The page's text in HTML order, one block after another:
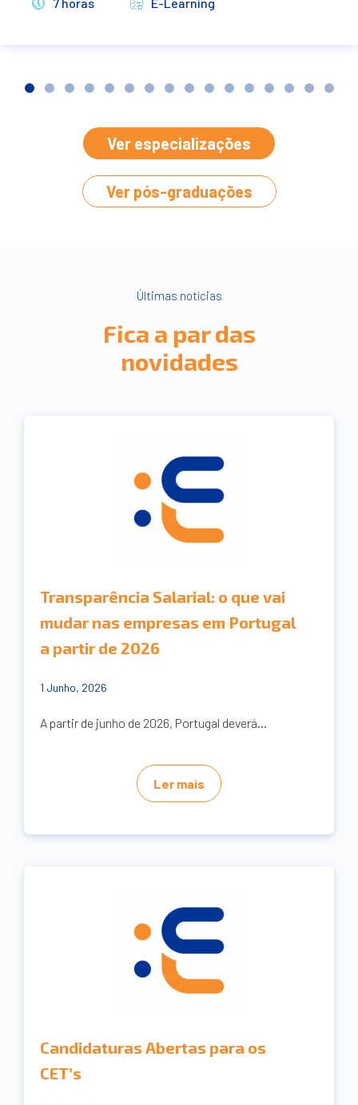
3 4 5 6 7 8 9 10 11 12 13 14 15 16
Ver especializações
Ver pós-graduações
Últimas notícias
Fica a par das
novidades
Transparência Salarial: o que vai
mudar nas empresas em Portugal
a partir de 2026
1 Junho, 2026
A partir de junho de 2026, Portugal deverá...
Ler mais
Candidaturas Abertas para os
CET’s